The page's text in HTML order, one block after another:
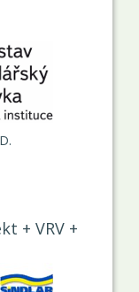
+ VRV +